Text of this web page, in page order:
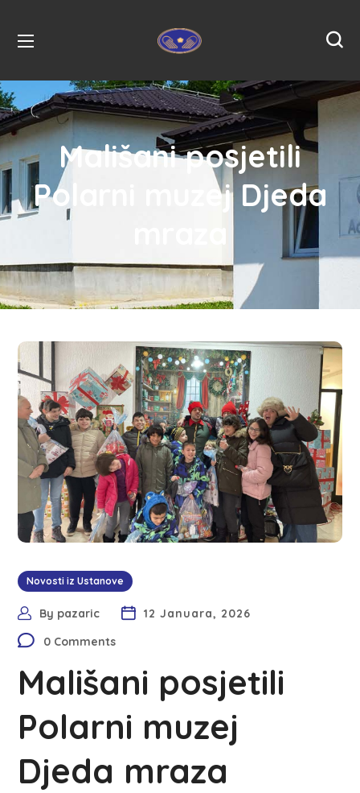
Mališani posjetili
Polarni muzej Djeda
Novosti iz Ustanove
By pazaric
12 Januara, 2026
0 Comments
Mališani posjetili
Polarni muzej
Djeda mraza